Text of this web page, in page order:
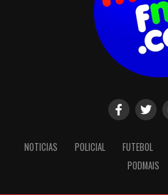
NOTICIAS POLICIAL FUTEBOL
PODMAIS